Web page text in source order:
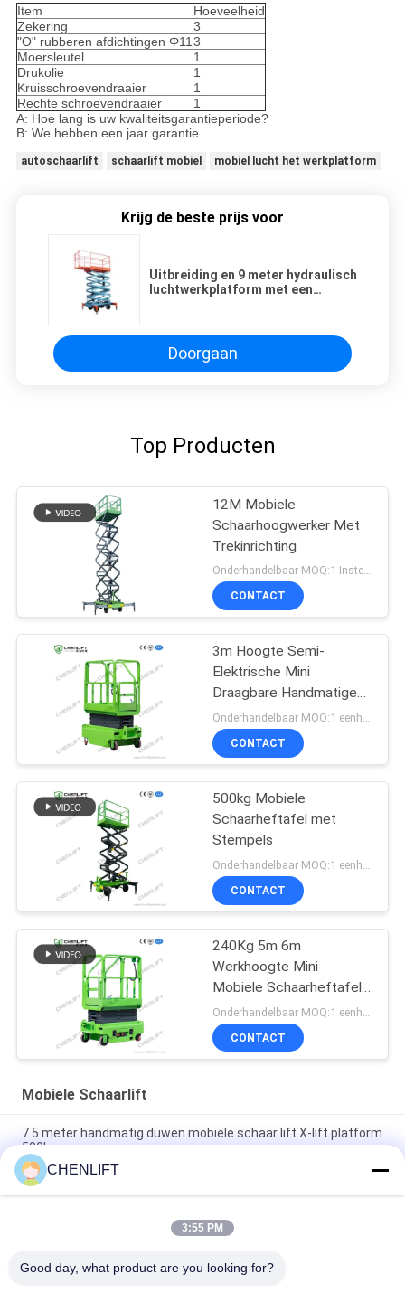
Item
Hoeveelheid
Zekering
3
"O" rubberen afdichtingen Φ11 3
Moersleutel
1
Drukolie
1
Kruisschroevendraaier
1
Rechte schroevendraaier
1
A: Hoe lang is uw kwaliteitsgarantieperiode?
B: We hebben een jaar garantie.
autoschaarlift schaarlift mobiel mobiel lucht het werkplatform
Krijg de beste prijs voor
Uitbreiding en 9 meter hydraulisch
luchtwerkplatform met een
Doorgaan
Top Producten
12M Mobiele
Schaarhoogwerker Met
Trekinrichting
Onderhandelbaar MOQ:1 Instellen
CONTACT
3m Hoogte Semi-
Elektrische Mini
Draagbare Handmatige
Duw Schaarheftafel
Voor Magazijn
Onderhandelbaar MOQ:1 eenheid
CONTACT
500kg Mobiele
Schaarheftafel met
Stempels
CONTACT
240Kg 5m 6m
Werkhoogte Mini
Mobiele Schaarheftafel
Met Uitbreidingsplatform
CONTACT
Mobiele Schaarlift
7.5 meter handmatig duwen mobiele schaar lift X-lift platform
500kg
14M Kleine Elektrische Schaarhoogwerker Met Gemotoriseerd
Apparaat Laadvermogen Van 450Kg
Mini Handbediende 3,9 Meter Hoogwerkplatform met Anti-Slip
CHENLIFT
3:55 PM
Good day, what product are you looking for?